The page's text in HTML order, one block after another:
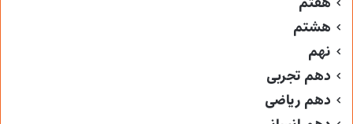
هشتم
نهم
دهم تجربی
دهم ریاضی